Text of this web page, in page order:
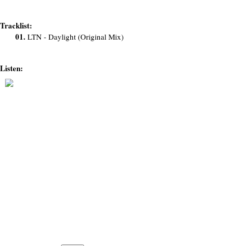
Tracklist:
01. LTN - Daylight (Original Mix)
Listen: